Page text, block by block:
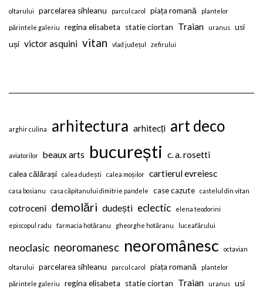
oltarului parcelarea sihleanu parcul carol piața romană plantelor
părintele galeriu regina elisabeta statie ciortan Traian uranus
usi
uși victor asquini vitan vlad județul zefirului
arghir culina arhitectura arhitecți art deco
aviatorilor beaux arts bucurești c. a. rosetti
calea călărași calea dudești calea moșilor cartierul evreiesc
casa bosianu casa căpitanului dimitrie pandele case cazute castelul din vitan
cotroceni demolări dudești eclectic elena teodorini
episcopul radu farmacia hotăranu gheorghe hotăranu luceafărului
neoclasic neoromanesc neoromânesc octavian
oltarului parcelarea sihleanu parcul carol piața romană plantelor
părintele galeriu regina elisabeta statie ciortan Traian uranus usi